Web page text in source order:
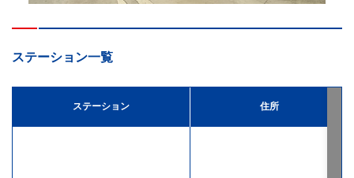
ステーション一覧
ステーション 住所